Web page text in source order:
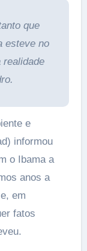
que
esteve no
realidade
e
informou
o Ibama a
anos a
em
fatos